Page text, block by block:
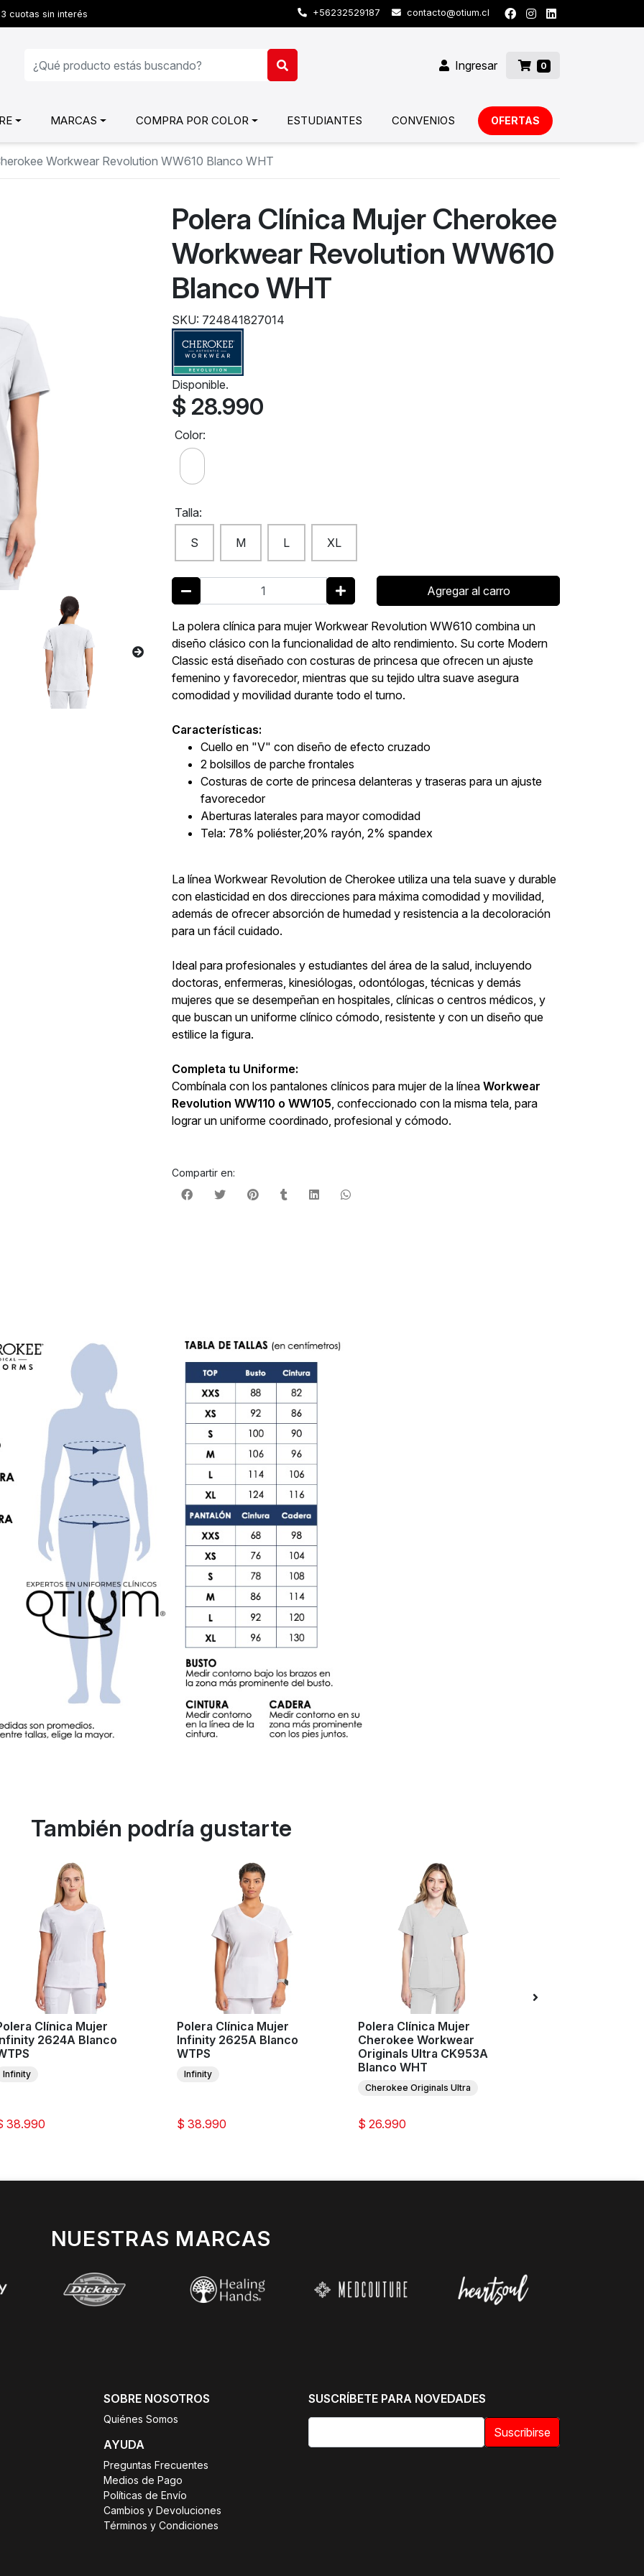
cuotas sin interés +56232529187 contacto@otium.cl
Ingresar 0
MARCAS COMPRA POR COLOR ESTUDIANTES CONVENIOS OFERTAS
Workwear Revolution WW610 Blanco WHT
Polera Clínica Mujer Cherokee
Workwear Revolution WW610
Blanco WHT
SKU: 724841827014
Disponible.
$ 28.990
Color:
Talla:
S M L XL
Agregar al carro
La polera clínica para mujer Workwear Revolution WW610 combina un
diseño clásico con la funcionalidad de alto rendimiento. Su corte Modern
Classic está diseñado con costuras de princesa que ofrecen un ajuste
femenino y favorecedor, mientras que su tejido ultra suave asegura
comodidad y movilidad durante todo el turno.
Características:
Cuello en "V" con diseño de efecto cruzado
2 bolsillos de parche frontales
Costuras de corte de princesa delanteras y traseras para un ajuste
favorecedor
Aberturas laterales para mayor comodidad
Tela: 78% poliéster,20% rayón, 2% spandex
La línea Workwear Revolution de Cherokee utiliza una tela suave y durable
con elasticidad en dos direcciones para máxima comodidad y movilidad,
además de ofrecer absorción de humedad y resistencia a la decoloración
para un fácil cuidado.
Ideal para profesionales y estudiantes del área de la salud, incluyendo
doctoras, enfermeras, kinesiólogas, odontólogas, técnicas y demás
mujeres que se desempeñan en hospitales, clínicas o centros médicos, y
que buscan un uniforme clínico cómodo, resistente y con un diseño que
estilice la figura.
Completa tu Uniforme:
Combínala con los pantalones clínicos para mujer de la línea Workwear
Revolution WW110 o WW105 , confeccionado con la misma tela, para
lograr un uniforme coordinado, profesional y cómodo.
Compartir en:
También podría gustarte
Clínica Mujer
2624A Blanco
Infinity
38.990
Polera Clínica Mujer
Infinity 2625A Blanco
WTPS
Infinity
$ 38.990
Polera Clínica Mujer
Cherokee Workwear
Originals Ultra CK953A
Blanco WHT
Cherokee Originals Ultra
$ 26.990
NUESTRAS MARCAS
SOBRE NOSOTROS
Quiénes Somos
AYUDA
Preguntas Frecuentes
Medios de Pago
Políticas de Envío
Cambios y Devoluciones
Términos y Condiciones
SUSCRÍBETE PARA NOVEDADES
Suscribirse